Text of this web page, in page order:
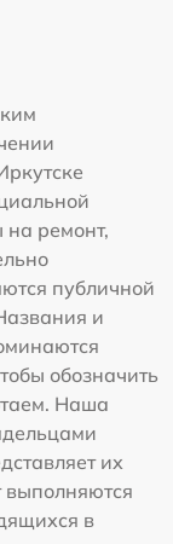
на ремонт,
публичной
и
обозначить
Наша
их
выполняются
в